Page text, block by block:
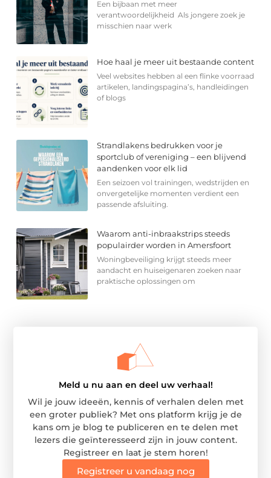
Een bijbaan met meer
verantwoordelijkheid Als jongere zoek je
misschien naar werk
Hoe haal je meer uit bestaande content
Veel websites hebben al een flinke voorraad
artikelen, landingspagina’s, handleidingen
of blogs
Strandlakens bedrukken voor je
sportclub of vereniging – een blijvend
aandenken voor elk lid
Een seizoen vol trainingen, wedstrijden en
onvergetelijke momenten verdient een
passende afsluiting.
Waarom anti-inbraakstrips steeds
populairder worden in Amersfoort
Woningbeveiliging krijgt steeds meer
aandacht en huiseigenaren zoeken naar
praktische oplossingen om
Meld u nu aan en deel uw verhaal!
Wil je jouw ideeën, kennis of verhalen delen met
een groter publiek? Met ons platform krijg je de
kans om je blog te publiceren en te delen met
lezers die geïnteresseerd zijn in jouw content.
Registreer en laat je stem horen!
Registreer u vandaag nog